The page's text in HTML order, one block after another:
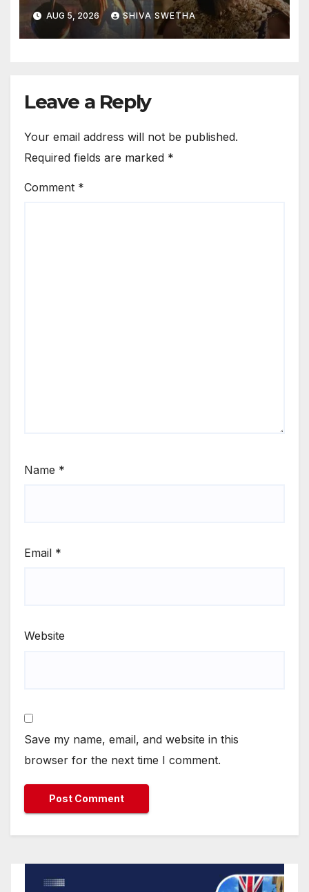
ఎందుకు కనిపించలేదు…
AUG 5, 2026 SHIVA SWETHA
Leave a Reply
Your email address will not be published.
Required fields are marked *
Comment *
Name *
Email *
Website
Save my name, email, and website in this
browser for the next time I comment.